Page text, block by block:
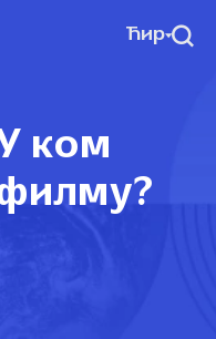
Ћир
ком